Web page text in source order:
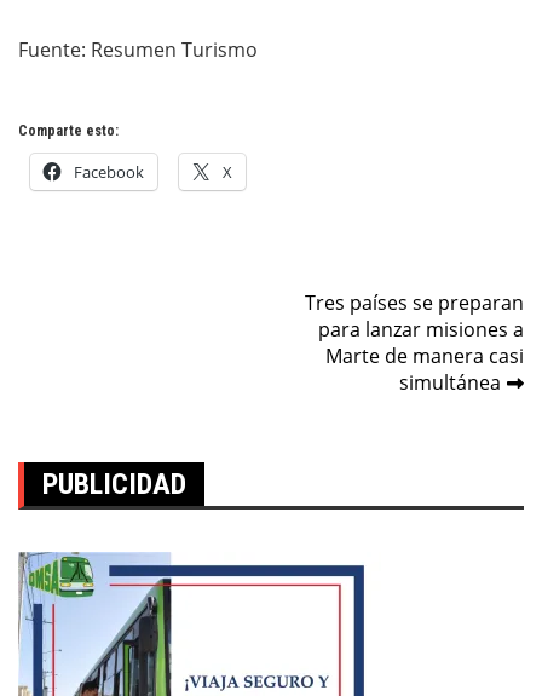
Fuente: Resumen Turismo
Comparte esto:
Facebook X
Tres países se preparan
para lanzar misiones a
Marte de manera casi
simultánea
PUBLICIDAD